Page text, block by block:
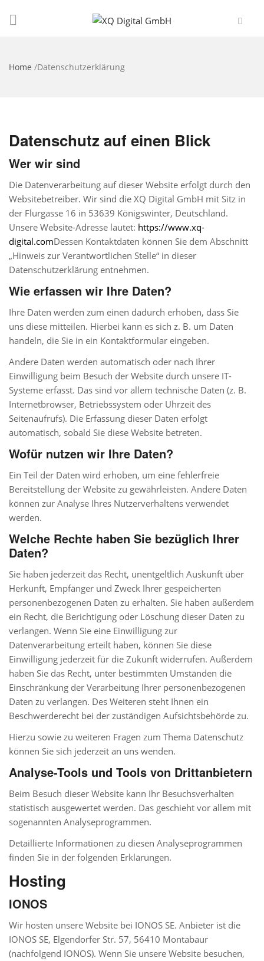
Home /Datenschutzerklärung
Datenschutz auf einen Blick
Wer wir sind
Die Datenverarbeitung auf dieser Website erfolgt durch den
Websitebetreiber. Wir sind die XQ Digital GmbH mit Sitz in
der Flurgasse 16 in 53639 Königswinter, Deutschland.
Unsere Website-Adresse lautet: https://www.xq-
digital.comDessen Kontaktdaten können Sie dem Abschnitt
„Hinweis zur Verantwortlichen Stelle“ in dieser
Datenschutzerklärung entnehmen.
Wie erfassen wir Ihre Daten?
Ihre Daten werden zum einen dadurch erhoben, dass Sie
uns diese mitteilen. Hierbei kann es sich z. B. um Daten
handeln, die Sie in ein Kontaktformular eingeben.
Andere Daten werden automatisch oder nach Ihrer
Einwilligung beim Besuch der Website durch unsere IT-
Systeme erfasst. Das sind vor allem technische Daten (z. B.
Internetbrowser, Betriebssystem oder Uhrzeit des
Seitenaufrufs). Die Erfassung dieser Daten erfolgt
automatisch, sobald Sie diese Website betreten.
Wofür nutzen wir Ihre Daten?
Ein Teil der Daten wird erhoben, um eine fehlerfreie
Bereitstellung der Website zu gewährleisten. Andere Daten
können zur Analyse Ihres Nutzerverhaltens verwendet
werden.
Welche Rechte haben Sie bezüglich Ihrer
Daten?
Sie haben jederzeit das Recht, unentgeltlich Auskunft über
Herkunft, Empfänger und Zweck Ihrer gespeicherten
personenbezogenen Daten zu erhalten. Sie haben außerdem
ein Recht, die Berichtigung oder Löschung dieser Daten zu
verlangen. Wenn Sie eine Einwilligung zur
Datenverarbeitung erteilt haben, können Sie diese
Einwilligung jederzeit für die Zukunft widerrufen. Außerdem
haben Sie das Recht, unter bestimmten Umständen die
Einschränkung der Verarbeitung Ihrer personenbezogenen
Daten zu verlangen. Des Weiteren steht Ihnen ein
Beschwerderecht bei der zuständigen Aufsichtsbehörde zu.
Hierzu sowie zu weiteren Fragen zum Thema Datenschutz
können Sie sich jederzeit an uns wenden.
Analyse-Tools und Tools von Dritt­anbietern
Beim Besuch dieser Website kann Ihr Besuchsverhalten
statistisch ausgewertet werden. Das geschieht vor allem mit
sogenannten Analyseprogrammen.
Detaillierte Informationen zu diesen Analyseprogrammen
finden Sie in der folgenden Erklärungen.
Hosting
IONOS
Wir hosten unsere Website bei IONOS SE. Anbieter ist die
IONOS SE, Elgendorfer Str. 57, 56410 Montabaur
(nachfolgend IONOS). Wenn Sie unsere Website besuchen,